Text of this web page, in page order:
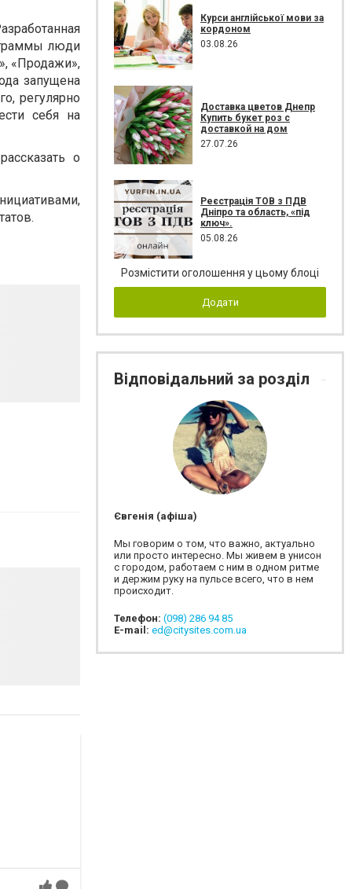
люди
«Продажи»,
запущена
регулярно
себя на
о
Курси англійської мови за
кордоном
03.08.26
Доставка цветов Днепр
Купить букет роз с
доставкой на дом
27.07.26
Реєстрація ТОВ з ПДВ
Дніпро та область, «під
ключ».
05.08.26
Розмістити оголошення у цьому блоці
Додати
Відповідальний за розділ
Євгенія (афіша)
Мы говорим о том, что важно, актуально
или просто интересно. Мы живем в унисон
с городом, работаем с ним в одном ритме
и держим руку на пульсе всего, что в нем
происходит.
Телефон: (098) 286 94 85
E-mail: ed@citysites.com.ua